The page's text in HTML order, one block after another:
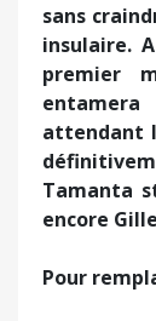
sans
insulaire.
premier
attendant
Tamanta
encore
Pour